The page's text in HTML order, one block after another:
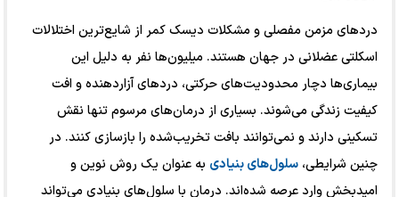
دردهای مزمن مفصلی و مشکلات دیسک کمر از شایع‌ترین اختلالات
اسکلتی عضلانی در جهان هستند. میلیون‌ها نفر به دلیل این
بیماری‌ها دچار محدودیت‌های حرکتی، دردهای آزاردهنده و افت
کیفیت زندگی می‌شوند. بسیاری از درمان‌های مرسوم تنها نقش
تسکینی دارند و نمی‌توانند بافت تخریب‌شده را بازسازی کنند. در
چنین شرایطی، سلول‌های بنیادی به عنوان یک روش نوین و
امیدبخش وارد عرصه شده‌اند. درمان با سلول‌های بنیادی می‌تواند